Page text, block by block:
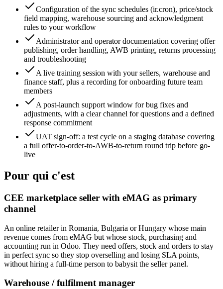
Configuration of the sync schedules (ir.cron), price/stock
field mapping, warehouse sourcing and acknowledgment
rules to your workflow
Administrator and operator documentation covering offer
publishing, order handling, AWB printing, returns processing
and troubleshooting
A live training session with your sellers, warehouse and
finance staff, plus a recording for onboarding future team
members
A post-launch support window for bug fixes and
adjustments, with a clear channel for questions and a defined
response commitment
UAT sign-off: a test cycle on a staging database covering
a full offer-to-order-to-AWB-to-return round trip before go-
live
Pour qui c'est
CEE marketplace seller with eMAG as primary
channel
An online retailer in Romania, Bulgaria or Hungary whose main
revenue comes from eMAG but whose stock, purchasing and
accounting run in Odoo. They need offers, stock and orders to stay
in perfect sync so they stop overselling and losing SLA points,
without hiring a full-time person to babysit the seller panel.
Warehouse / fulfilment manager